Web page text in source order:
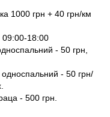
1000 грн + 40 грн/км
18:00
- 50 грн,
- 50 грн/
- 500 грн.